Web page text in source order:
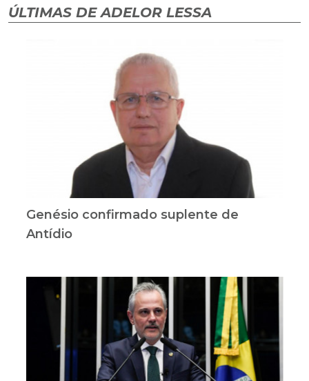
ÚLTIMAS DE ADELOR LESSA
Genésio confirmado suplente de
Antídio